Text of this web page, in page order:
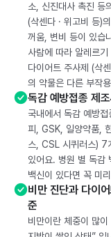
소, 신진대사 촉진 등
(삭센다 · 위고비 등)
꺼움, 변비 등이 있습
사람에 따라 알레르
다이어트 주사제 (삭
의 약물은 다른 부작
독감 예방접종 제
국내에서 독감 예방
피, GSK, 일양약품,
스, CSL 시퀴러스) 7
있어요. 병원 별 독감
백신이 있다면 꼭 미
비만 진단과 다이
준
비만이란 체중이 많